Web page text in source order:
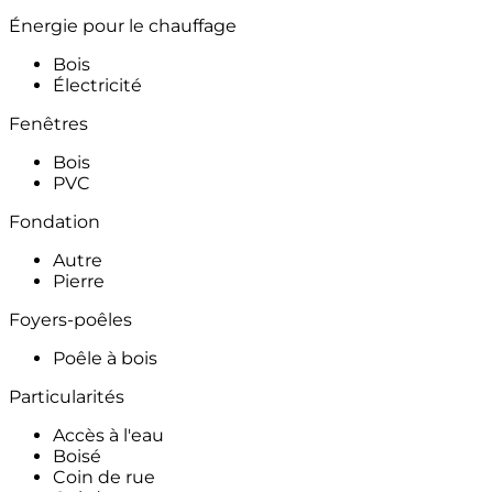
Énergie pour le chauffage
Bois
Électricité
Fenêtres
Bois
PVC
Fondation
Autre
Pierre
Foyers-poêles
Poêle à bois
Particularités
Accès à l'eau
Boisé
Coin de rue